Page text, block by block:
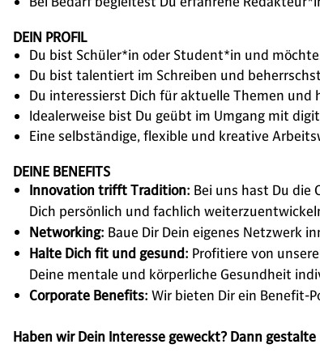
DEIN PROFIL
Du bist Schüler*in oder Student*in und
Du bist talentiert im Schreiben und
Du interessierst Dich für aktuelle Themen und
Idealerweise bist Du geübt im Umgang mit
Eine selbständige, flexible und kreative
DEINE BENEFITS
Innovation trifft Tradition: Bei uns hast Du die
Dich persönlich und fachlich
Networking: Baue Dir Dein eigenes Netzwerk
Halte Dich fit und gesund: Profitiere von
Deine mentale und körperliche Gesundheit
Corporate Benefits: Wir bieten Dir ein Benefit-
Haben wir Dein Interesse geweckt? Dann